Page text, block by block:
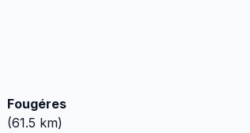
Fougéres
(61.5 km)